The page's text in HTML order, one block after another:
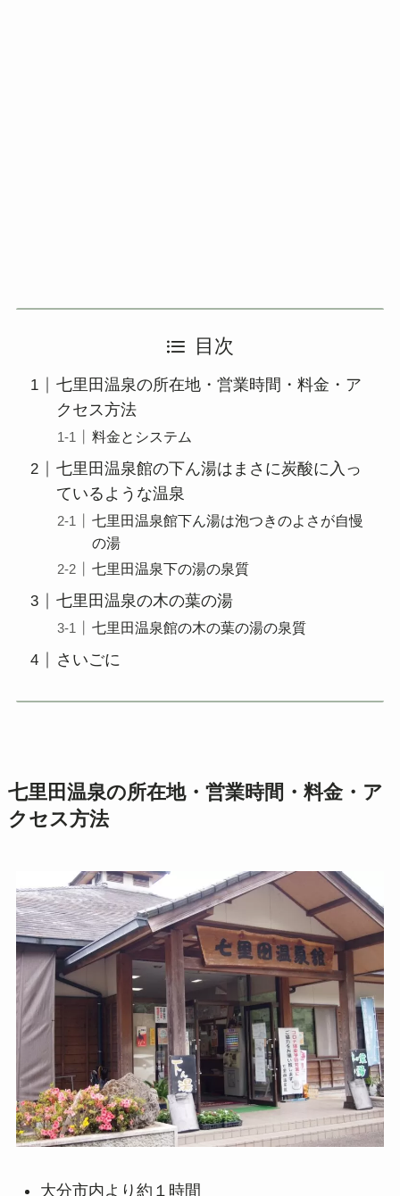
目次
七里田温泉の所在地・営業時間・料金・ア
クセス方法
料金とシステム
七里田温泉館の下ん湯はまさに炭酸に入っ
ているような温泉
七里田温泉館下ん湯は泡つきのよさが自慢
の湯
七里田温泉下の湯の泉質
七里田温泉の木の葉の湯
七里田温泉館の木の葉の湯の泉質
さいごに
七里田温泉の所在地・営業時間・料金・ア
クセス方法
大分市内より約１時間